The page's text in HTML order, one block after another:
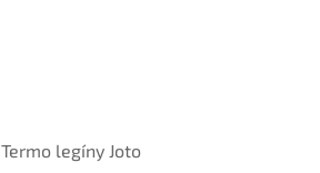
Termo legíny Joto